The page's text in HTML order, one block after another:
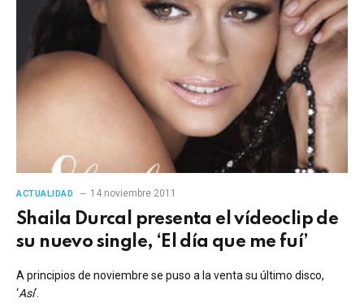
ACTUALIDAD 14 noviembre 2011
Shaila Durcal presenta el vídeoclip de
su nuevo single, ‘El día que me fuí’
A principios de noviembre se puso a la venta su último disco,
‘Así‘.